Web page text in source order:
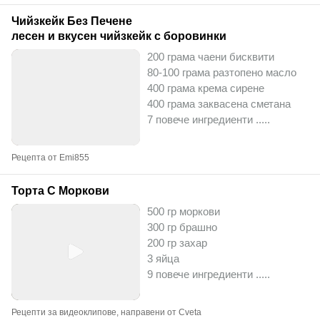
Чийзкейк Без Печене
лесен и вкусен чийзкейк с боровинки
200 грама чаени бисквити
80-100 грама разтопено масло
400 грама крема сирене
400 грама заквасена сметана
7 повече ингредиенти .....
Рецепта от Emi855
Торта С Моркови
500 гр моркови
300 гр брашно
200 гр захар
3 яйца
9 повече ингредиенти .....
Рецепти за видеоклипове, направени от Cveta